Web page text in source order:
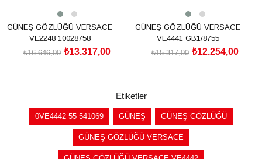
GÜNEŞ GÖZLÜĞÜ VERSACE
VE2248 10028758
₺13.317,00
₺16.646,00
GÜNEŞ GÖZLÜĞÜ VERSACE
VE4441 GB1/8755
₺12.254,00
₺15.317,00
Etiketler
0VE4442 55 541069 GÜNEŞ GÜNEŞ GÖZLÜĞÜ
GÜNEŞ GÖZLÜĞÜ VERSACE